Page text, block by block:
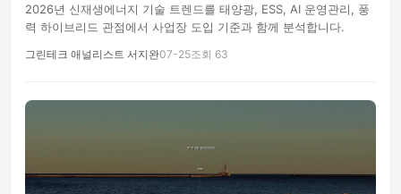
2026년 신재생에너지 기술 트렌드를 태양광, ESS, AI 운영관리, 풍
력 하이브리드 관점에서 사업장 도입 기준과 함께 분석합니다.
그린테크 애널리스트 서지완07-25조회 63